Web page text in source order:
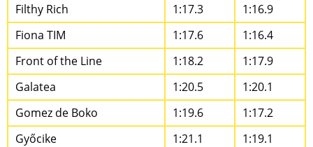
Filthy Rich
1:17.3
1:16.9
Fiona TIM
1:17.6
1:16.4
Front of the Line
1:18.2
1:17.9
Galatea
1:20.5
1:20.1
Gomez de Boko
1:19.6
1:17.2
Győcike
1:21.1
1:19.1